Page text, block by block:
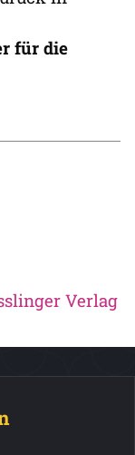
für die
Verlag